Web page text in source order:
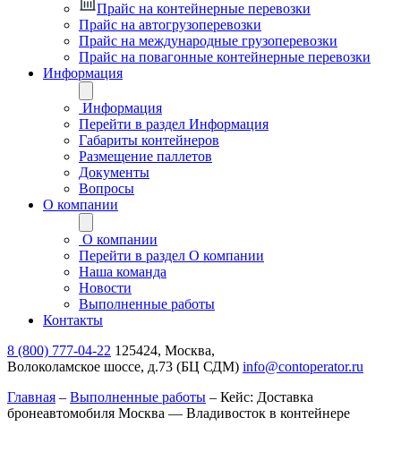
Прайс на контейнерные перевозки
Прайс на автогрузоперевозки
Прайс на международные грузоперевозки
Прайс на повагонные контейнерные перевозки
Информация
Информация
Перейти в раздел Информация
Габариты контейнеров
Размещение паллетов
Документы
Вопросы
О компании
О компании
Перейти в раздел О компании
Наша команда
Новости
Выполненные работы
Контакты
8 (800) 777-04-22 125424, Москва,
Волоколамское шоссе, д.73 (БЦ СДМ) info@contoperator.ru
Главная – Выполненные работы – Кейс: Доставка
бронеавтомобиля Москва — Владивосток в контейнере